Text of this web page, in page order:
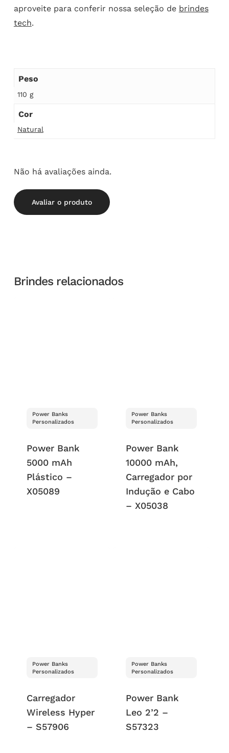
aproveite para conferir nossa seleção de brindes
tech.
Peso
110 g
Cor
Natural
Não há avaliações ainda.
Avaliar o produto
Brindes relacionados
Power Banks
Personalizados
Power Bank
5000 mAh
Plástico –
X05089
Power Banks
Personalizados
Power Bank
10000 mAh,
Carregador por
Indução e Cabo
– X05038
Power Banks
Personalizados
Carregador
Wireless Hyper
– S57906
Power Banks
Personalizados
Power Bank
Leo 2’2 –
S57323